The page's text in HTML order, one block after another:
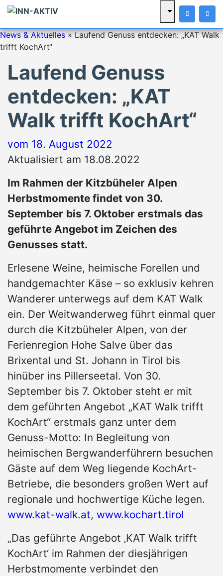
News & Aktuelles»Laufend Genuss entdecken: „KAT Walk
trifft KochArt“
Laufend Genuss
entdecken: „KAT
Walk trifft KochArt“
vom 18. August 2022
Aktualisiert am 18.08.2022
Im Rahmen der Kitzbüheler Alpen
Herbstmomente findet von 30.
September bis 7. Oktober erstmals das
geführte Angebot im Zeichen des
Genusses statt.
Erlesene Weine, heimische Forellen und
handgemachter Käse – so exklusiv kehren
Wanderer unterwegs auf dem KAT Walk
ein. Der Weitwanderweg führt einmal quer
durch die Kitzbüheler Alpen, von der
Ferienregion Hohe Salve über das
Brixental und St. Johann in Tirol bis
hinüber ins Pillerseetal. Von 30.
September bis 7. Oktober steht er mit
dem geführten Angebot „KAT Walk trifft
KochArt“ erstmals ganz unter dem
Genuss-Motto: In Begleitung von
heimischen Bergwanderführern besuchen
Gäste auf dem Weg liegende KochArt-
Betriebe, die besonders großen Wert auf
regionale und hochwertige Küche legen.
www.kat-walk.at, www.kochart.tirol
„Das geführte Angebot ‚KAT Walk trifft
KochArt‘ im Rahmen der diesjährigen
Herbstmomente verbindet den